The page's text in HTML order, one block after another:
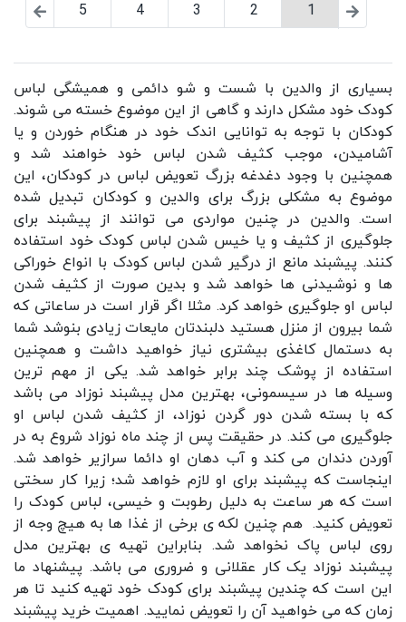
1
2
3
4
5
بسیاری از والدین با شست و شو دائمی و همیشگی لباس
کودک خود مشکل دارند و گاهی از این موضوع خسته می شوند.
کودکان با توجه به توانایی اندک خود در هنگام خوردن و یا
آشامیدن، موجب کثیف شدن لباس خود خواهند شد و
همچنین با وجود دغدغه بزرگ تعویض لباس در کودکان، این
موضوع به مشکلی بزرگ برای والدین و کودکان تبدیل شده
است. والدین در چنین مواردی می توانند از پیشبندبرای
جلوگیری از کثیف و یا خیس شدن لباس کودک خود استفاده
کنند. پیشبند مانع از درگیر شدن لباس کودک با انواع خوراکی
ها و نوشیدنی ها خواهد شد و بدین صورت از کثیف شدن
لباس او جلوگیری خواهد کرد. مثلا اگر قرار است در ساعاتی که
شما بیرون از منزل هستید دلبندتان مایعات زیادی بنوشد شما
به دستمال کاغذی بیشتری نیاز خواهید داشت و همچنین
استفاده از پوشک چند برابر خواهد شد. یکی از مهم ترین
وسیله ها در سیسمونی، بهترین مدل پیشبند نوزاد می باشد
که با بسته شدن دور گردن نوزاد، از کثیف شدن لباس او
جلوگیری می کند. در حقیقت پس از چند ماه نوزاد شروع به در
آوردن دندان می کند و آب دهان او دائما سرازیر خواهد شد.
اینجاست که پیشبند برای او لازم خواهد شد؛ زیرا کار سختی
است که هر ساعت به دلیل رطوبت و خیسی، لباس کودک را
تعویض کنید. هم چنین لکه ی برخی از غذا ها به هیچ وجه از
روی لباس پاک نخواهد شد. بنابراین تهیه ی بهترین مدل
پیشبند نوزاد یک کار عقلانی و ضروری می باشد. پیشنهاد ما
این است که چندین پیشبند برای کودک خود تهیه کنید تا هر
زمان که می خواهید آن را تعویض نمایید. اهمیت خرید پیشبند